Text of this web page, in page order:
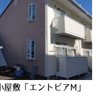
屋敷「エントピアM」